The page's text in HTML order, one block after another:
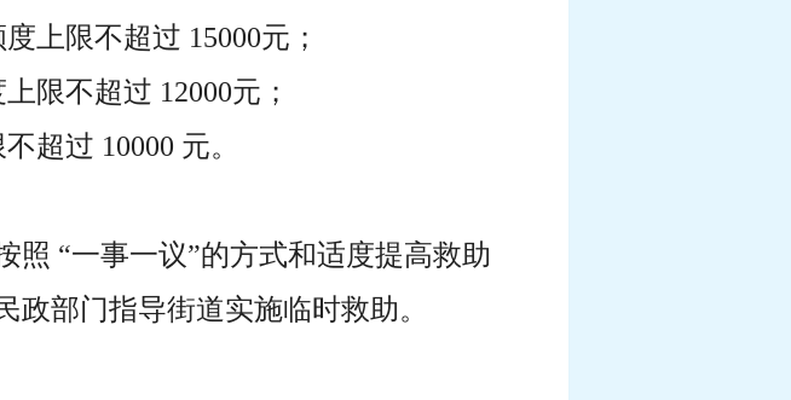
上限不超过 15000元；
限不超过 12000元；
超过 10000 元。
照 “一事一议”的方式和适度提高救助
部门指导街道实施临时救助。